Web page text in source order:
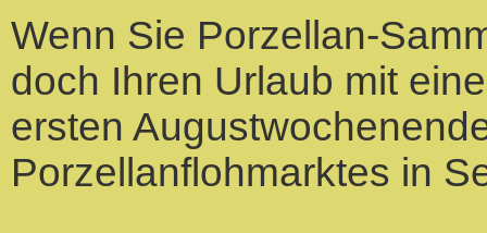
Wenn Sie Porzellan-
doch Ihren Urlaub mit
ersten
Porzellanflohmarktes in